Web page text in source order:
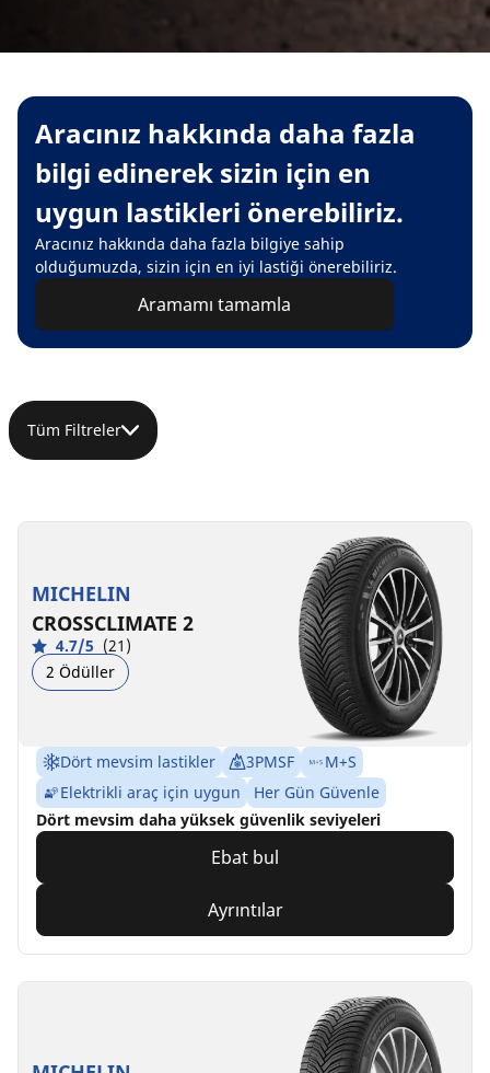
Aracınız hakkında daha fazla
bilgi edinerek sizin için en
uygun lastikleri önerebiliriz.
Aracınız hakkında daha fazla bilgiye sahip
olduğumuzda, sizin için en iyi lastiği önerebiliriz.
Aramamı tamamla
Tüm Filtreler
MICHELIN
CROSSCLIMATE 2
4.7/5 (21)
2 Ödüller
Dört mevsim lastikler 3PMSF
M+S
Elektrikli araç için uygun
Her Gün Güvenle
Dört mevsim daha yüksek güvenlik seviyeleri
Ebat bul
Ayrıntılar